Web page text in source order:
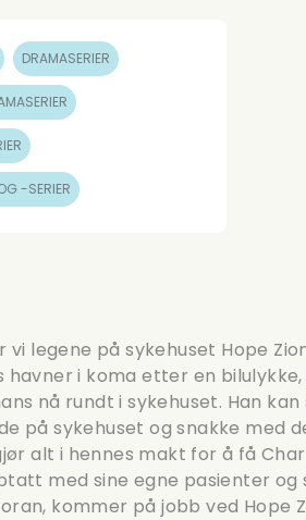
DRAMASERIER
-SERIER
vi legene på sykehuset Hope
havner i koma etter en
nå rundt i sykehuset. Han kan
på sykehuset og snakke med
alt i hennes makt for å få
med sine egne pasienter og
kommer på jobb ved Hope